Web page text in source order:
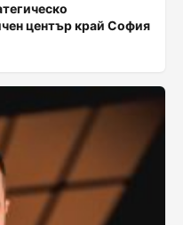
център край София